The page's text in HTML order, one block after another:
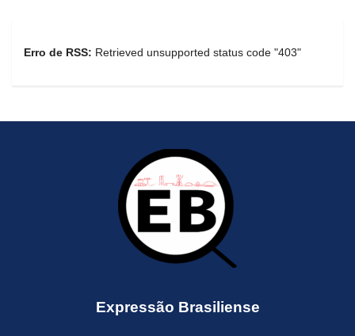
Erro de RSS: Retrieved unsupported status code "403"
Expressão Brasiliense